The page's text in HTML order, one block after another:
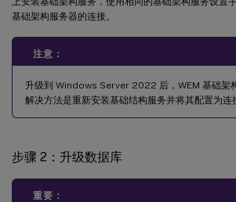
基础架构服务器的连接。
注意：
升级到 Windows Server 2022 后，WEM 基础架
解决方法是重新安装基础结构服务并将其配置为连
步骤 2：升级数据库
重要：